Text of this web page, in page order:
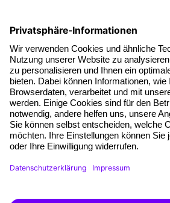
Kontakt
FAQ
+49 761 595339-00
AGB
Datenschutz